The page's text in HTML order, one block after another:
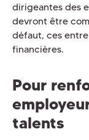
dirigeantes des
devront être
défaut, ces
financières.
Pour
talents